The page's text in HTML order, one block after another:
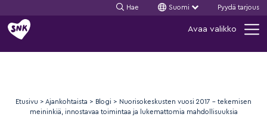
Siirry
sisältöön
Hae Suomi Pyydä tarjous
Avaa valikko
Etusivu > Ajankohtaista > Blogi > Nuorisokeskusten vuosi 2017 – tekemisen
meininkiä, innostavaa toimintaa ja lukemattomia mahdollisuuksia